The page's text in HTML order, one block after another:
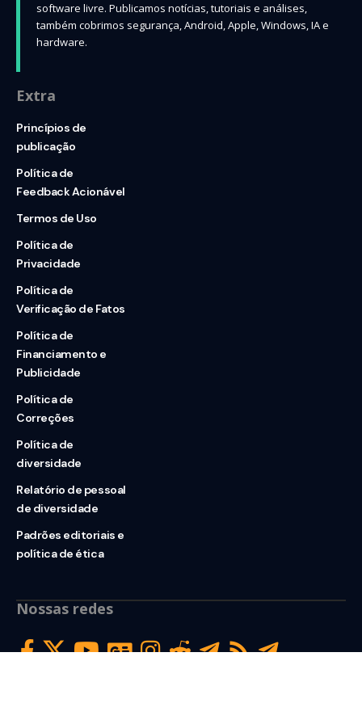
software livre. Publicamos notícias, tutoriais e análises,
também cobrimos segurança, Android, Apple, Windows, IA e
hardware.
Extra
Princípios de
publicação
Política de
Feedback Acionável
Termos de Uso
Política de
Privacidade
Política de
Verificação de Fatos
Política de
Financiamento e
Publicidade
Política de
Correções
Política de
diversidade
Relatório de pessoal
de diversidade
Padrões editoriais e
política de ética
Nossas redes